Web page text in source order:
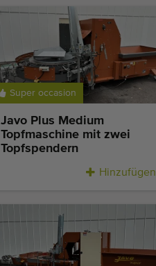
Super occasion
Javo Plus Medium
Topfmaschine mit zwei
Topfspendern
Hinzufügen